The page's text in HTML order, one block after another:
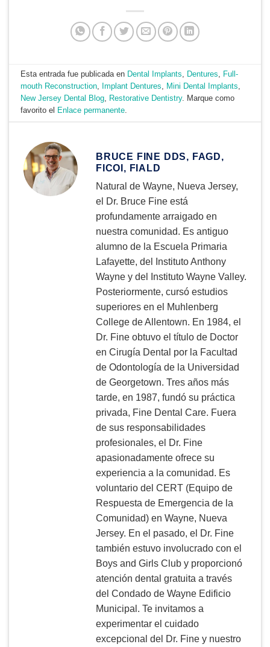
Esta entrada fue publicada en Dental Implants, Dentures, Full-
mouth Reconstruction, Implant Dentures, Mini Dental Implants,
New Jersey Dental Blog, Restorative Dentistry. Marque como
favorito el Enlace permanente.
BRUCE FINE DDS, FAGD,
FICOI, FIALD
Natural de Wayne, Nueva Jersey,
el Dr. Bruce Fine está
profundamente arraigado en
nuestra comunidad. Es antiguo
alumno de la Escuela Primaria
Lafayette, del Instituto Anthony
Wayne y del Instituto Wayne Valley.
Posteriormente, cursó estudios
superiores en el Muhlenberg
College de Allentown. En 1984, el
Dr. Fine obtuvo el título de Doctor
en Cirugía Dental por la Facultad
de Odontología de la Universidad
de Georgetown. Tres años más
tarde, en 1987, fundó su práctica
privada, Fine Dental Care. Fuera
de sus responsabilidades
profesionales, el Dr. Fine
apasionadamente ofrece su
experiencia a la comunidad. Es
voluntario del CERT (Equipo de
Respuesta de Emergencia de la
Comunidad) en Wayne, Nueva
Jersey. En el pasado, el Dr. Fine
también estuvo involucrado con el
Boys and Girls Club y proporcionó
atención dental gratuita a través
del Condado de Wayne Edificio
Municipal. Te invitamos a
experimentar el cuidado
excepcional del Dr. Fine y nuestro